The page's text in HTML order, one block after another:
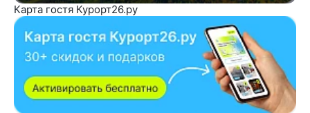
Карта гостя Курорт26.ру